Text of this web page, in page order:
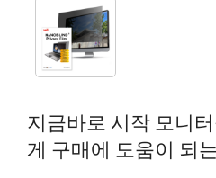
지금바로 시작 모니
게 구매에 도움이 되